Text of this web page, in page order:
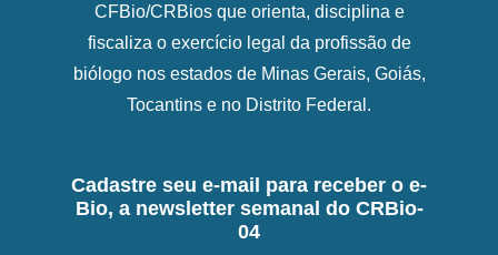
CFBio/CRBios que orienta, disciplina e
fiscaliza o exercício legal da profissão de
biólogo nos estados de Minas Gerais, Goiás,
Tocantins e no Distrito Federal.
Cadastre seu e-mail para receber o e-
Bio, a newsletter semanal do CRBio-
04